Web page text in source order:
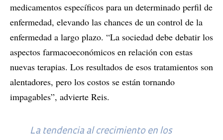
medicamentos específicos para un determinado perfil de
enfermedad, elevando las chances de un control de la
enfermedad a largo plazo. “La sociedad debe debatir los
aspectos farmacoeconómicos en relación con estas
nuevas terapias. Los resultados de esos tratamientos son
alentadores, pero los costos se están tornando
impagables”, advierte Reis.
La tendencia al crecimiento en los